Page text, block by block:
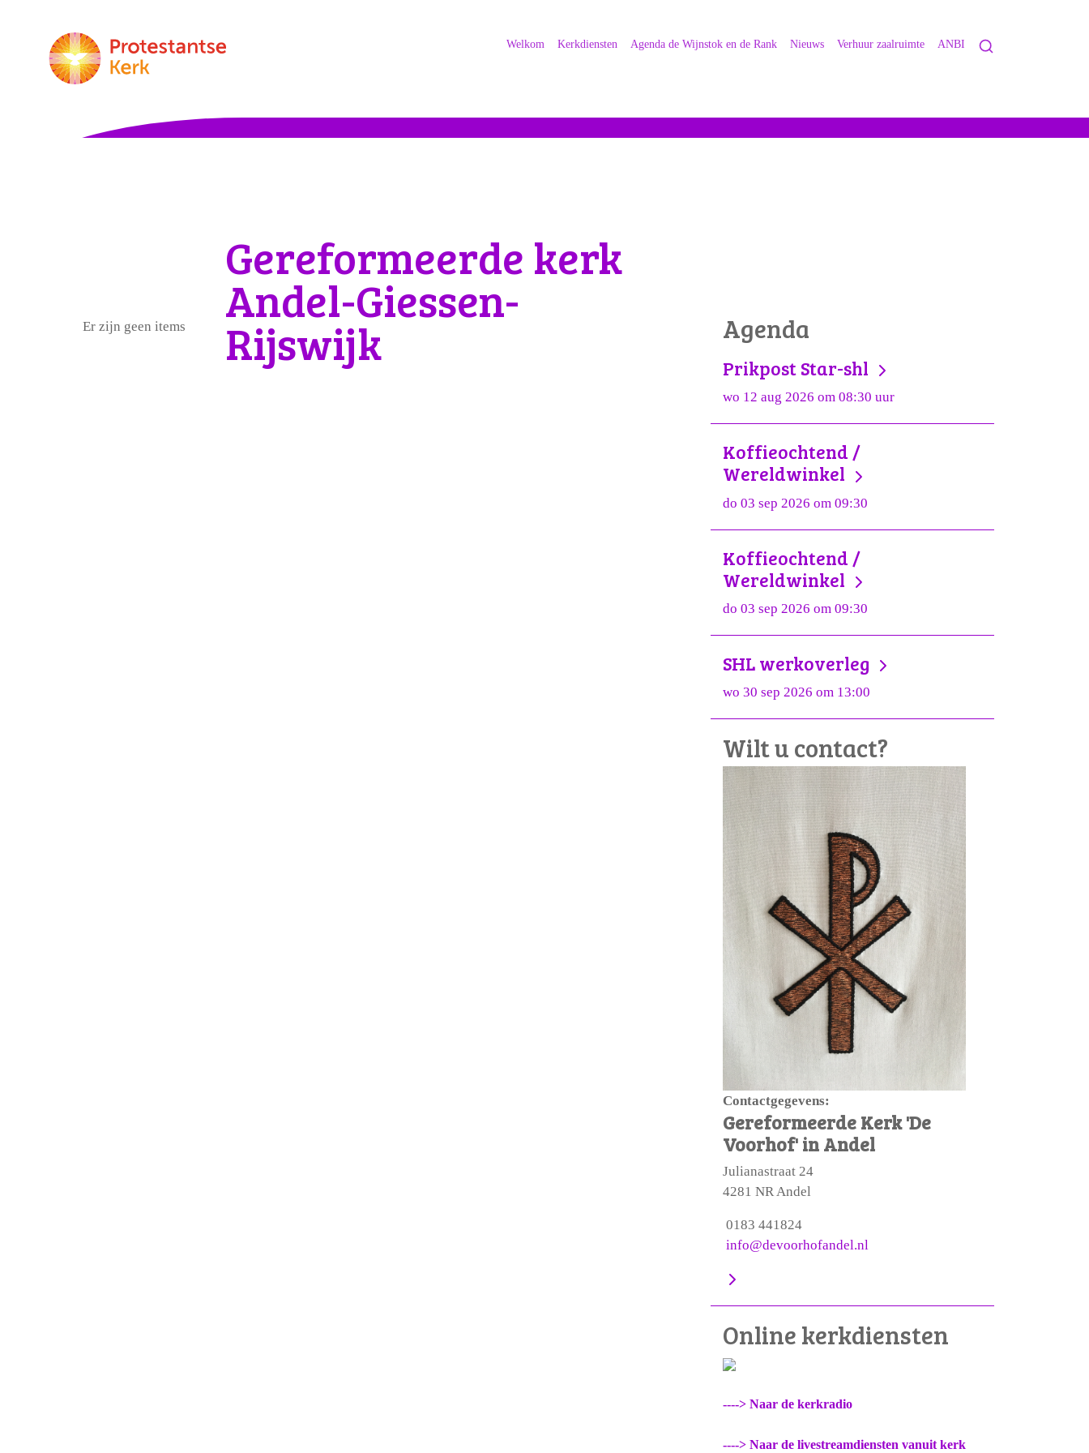
Welkom Kerkdiensten Agenda de Wijnstok en de Rank Nieuws Verhuur zaalruimte ANBI
Gereformeerde kerk
Andel-Giessen-
Rijswijk
Er zijn geen items gevonden Agenda
Prikpost Star-shl
wo 12 aug 2026 om 08:30 uur
Koffieochtend /
Wereldwinkel
do 03 sep 2026 om 09:30
Koffieochtend /
Wereldwinkel
do 03 sep 2026 om 09:30
SHL werkoverleg
wo 30 sep 2026 om 13:00
Wilt u contact?
Contactgegevens:
Gereformeerde Kerk 'De
Voorhof' in Andel
Julianastraat 24
4281 NR Andel
0183 441824
info@devoorhofandel.nl
Online kerkdiensten
----> Naar de kerkradio
----> Naar de livestreamdiensten vanuit kerk